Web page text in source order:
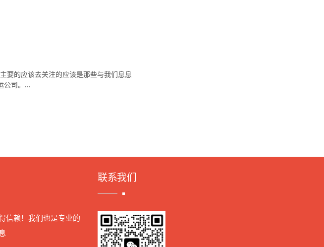
要的应该去关注的应该是那些与我们息息
公司。...
信赖！我们也是专业的
联系我们